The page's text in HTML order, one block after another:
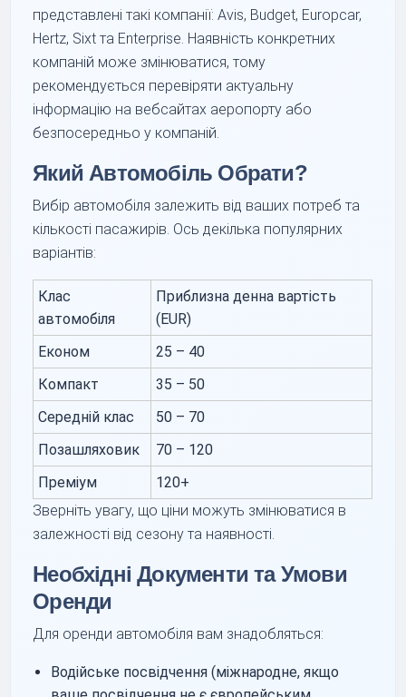
представлені такі компанії: Avis, Budget, Europcar,
Hertz, Sixt та Enterprise. Наявність конкретних
компаній може змінюватися, тому
рекомендується перевіряти актуальну
інформацію на вебсайтах аеропорту або
безпосередньо у компаній.
Який Автомобіль Обрати?
Вибір автомобіля залежить від ваших потреб та
кількості пасажирів. Ось декілька популярних
варіантів:
Клас
автомобіля
Приблизна денна вартість
(EUR)
Економ
25 – 40
Компакт
35 – 50
Середній клас
50 – 70
Позашляховик
70 – 120
Преміум
120+
Зверніть увагу, що ціни можуть змінюватися в
залежності від сезону та наявності.
Необхідні Документи та Умови
Оренди
Для оренди автомобіля вам знадобляться:
Водійське посвідчення (міжнародне, якщо